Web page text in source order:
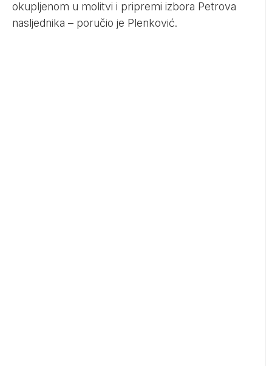
okupljenom u molitvi i pripremi izbora Petrova
nasljednika – poručio je Plenković.